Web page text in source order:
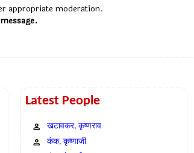
appropriate moderation.
Latest People
खटावकर, कृष्णराव
कंक, कृष्णाजी